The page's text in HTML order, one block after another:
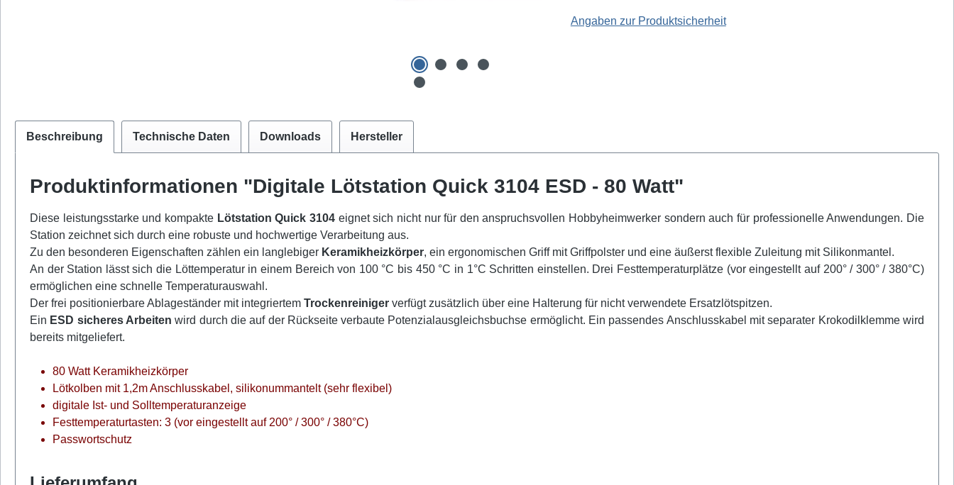
Angaben zur Produktsicherheit
Beschreibung Technische Daten Downloads Hersteller
Produktinformationen "Digitale Lötstation Quick 3104 ESD - 80 Watt"
Diese leistungsstarke und kompakte Lötstation Quick 3104eignet sich nicht nur für den anspruchsvollen Hobbyheimwerker sondern auch für professionelle Anwendungen. Die
Station zeichnet sich durch eine robuste und hochwertige Verarbeitung aus.
Zu den besonderen Eigenschaften zählen ein langlebiger Keramikheizkörper, ein ergonomischen Griff mit Griffpolster und eine äußerst flexible Zuleitung mit Silikonmantel.
An der Station lässt sich die Löttemperatur in einem Bereich von 100 °C bis 450 °C in 1°C Schritten einstellen. Drei Festtemperaturplätze (vor eingestellt auf 200° / 300° / 380°C)
ermöglichen eine schnelle Temperaturauswahl.
Der frei positionierbare Ablageständer mit integriertem Trockenreiniger verfügt zusätzlich über eine Halterung für nicht verwendete Ersatzlötspitzen.
Ein ESD sicheres Arbeiten wird durch die auf der Rückseite verbaute Potenzialausgleichsbuchse ermöglicht. Ein passendes Anschlusskabel mit separater Krokodilklemme wird
bereits mitgeliefert.
80 Watt Keramikheizkörper
Lötkolben mit 1,2m Anschlusskabel, silikonummantelt (sehr flexibel)
digitale Ist- und Solltemperaturanzeige
Festtemperaturtasten: 3 (vor eingestellt auf 200° / 300° / 380°C)
Passwortschutz